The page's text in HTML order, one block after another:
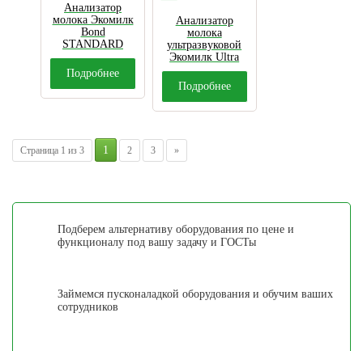
Анализатор
молока Экомилк
Bond
STANDARD
Подробнее
Анализатор
молока
ультразвуковой
Экомилк Ultra
Pro
Подробнее
Страница 1 из 3 1 2 3 »
Подберем альтернативу оборудования по цене и
функционалу под вашу задачу и ГОСТы
Займемся пусконаладкой оборудования и обучим ваших
сотрудников